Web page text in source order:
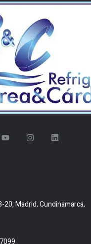
20, Madrid, Cundinamarca,